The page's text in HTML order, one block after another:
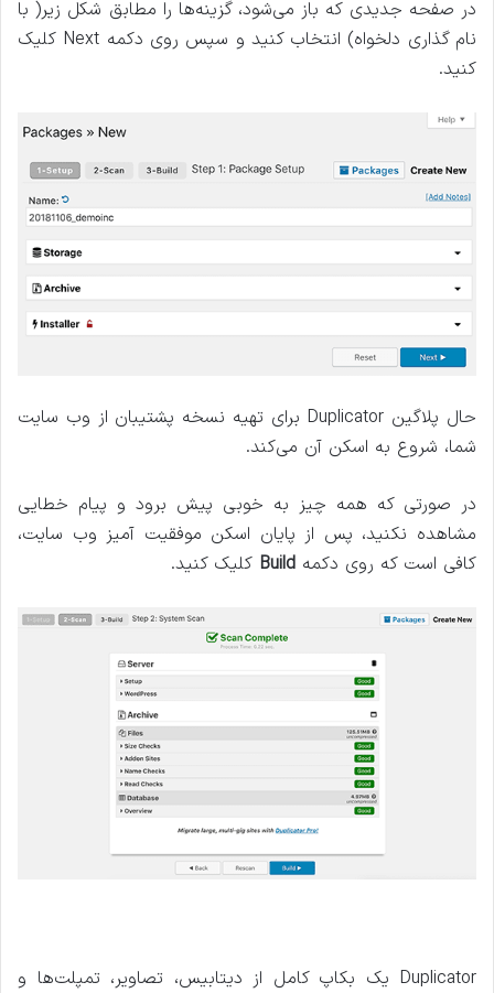
در صفحه جدیدی که باز می‌شود، گزینه‌ها را مطابق شکل زیر( با
نام گذاری دلخواه) انتخاب کنید و سپس روی دکمه Next کلیک
کنید.
حال پلاگین Duplicator برای تهیه نسخه پشتیبان از وب سایت
شما، شروع به اسکن آن می‌کند.
در صورتی که همه چیز به خوبی پیش برود و پیام خطایی
مشاهده نکنید، پس از پایان اسکن موفقیت آمیز وب سایت،
کافی است که روی دکمه Build کلیک کنید.
Duplicator یک بکاپ کامل از دیتابیس، تصاویر، تمپلت‌ها و